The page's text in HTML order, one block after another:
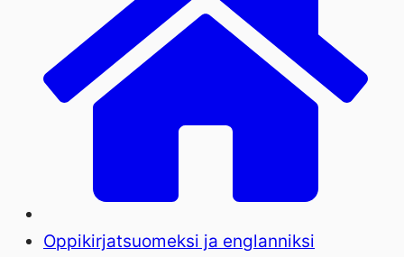
Oppikirjatsuomeksi ja englanniksi